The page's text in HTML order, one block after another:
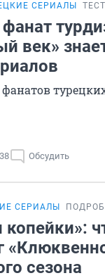
СЕРИАЛЫ ТЕСТ
век»
Обсудить
СЕРИАЛЫ
копейки»:
сезона